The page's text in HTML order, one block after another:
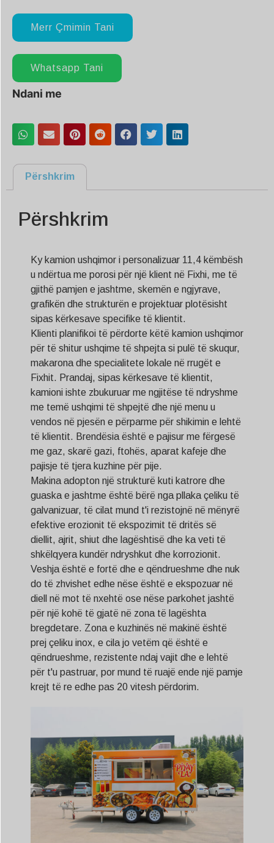
Merr Çmimin Tani
Whatsapp Tani
Ndani me
Përshkrim
Përshkrim
Ky kamion ushqimor i personalizuar 11,4 këmbësh
u ndërtua me porosi për një klient në Fixhi, me të
gjithë pamjen e jashtme, skemën e ngjyrave,
grafikën dhe strukturën e projektuar plotësisht
sipas kërkesave specifike të klientit.
Klienti planifikoi të përdorte këtë kamion ushqimor
për të shitur ushqime të shpejta si pulë të skuqur,
makarona dhe specialitete lokale në rrugët e
Fixhit. Prandaj, sipas kërkesave të klientit,
kamioni ishte zbukuruar me ngjitëse të ndryshme
me temë ushqimi të shpejtë dhe një menu u
vendos në pjesën e përparme për shikimin e lehtë
të klientit. Brendësia është e pajisur me fërgesë
me gaz, skarë gazi, ftohës, aparat kafeje dhe
pajisje të tjera kuzhine për pije.
Makina adopton një strukturë kuti katrore dhe
guaska e jashtme është bërë nga pllaka çeliku të
galvanizuar, të cilat mund t'i rezistojnë në mënyrë
efektive erozionit të ekspozimit të dritës së
diellit, ajrit, shiut dhe lagështisë dhe ka veti të
shkëlqyera kundër ndryshkut dhe korrozionit.
Veshja është e fortë dhe e qëndrueshme dhe nuk
do të zhvishet edhe nëse është e ekspozuar në
diell në mot të nxehtë ose nëse parkohet jashtë
për një kohë të gjatë në zona të lagështa
bregdetare. Zona e kuzhinës në makinë është
prej çeliku inox, e cila jo vetëm që është e
qëndrueshme, rezistente ndaj vajit dhe e lehtë
për t'u pastruar, por mund të ruajë ende një pamje
krejt të re edhe pas 20 vitesh përdorim.